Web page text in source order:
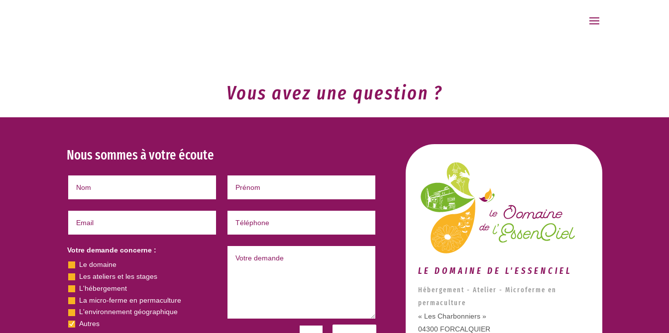
Vous avez une question ?
Nous sommes à votre écoute
Votre demande concerne :
Le domaine
Les ateliers et les stages
L'hébergement
La micro-ferme en permaculture
L'environnement géographique
Autres
LE DOMAINE DE L'ESSENCIEL
Hébergement - Atelier - Microferme en
permaculture
« Les Charbonniers »
04300 FORCALQUIER